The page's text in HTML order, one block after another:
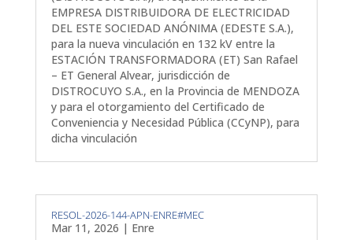
EMPRESA DISTRIBUIDORA DE ELECTRICIDAD
DEL ESTE SOCIEDAD ANÓNIMA (EDESTE S.A.),
para la nueva vinculación en 132 kV entre la
ESTACIÓN TRANSFORMADORA (ET) San Rafael
– ET General Alvear, jurisdicción de
DISTROCUYO S.A., en la Provincia de MENDOZA
y para el otorgamiento del Certificado de
Conveniencia y Necesidad Pública (CCyNP), para
dicha vinculación
RESOL-2026-144-APN-ENRE#MEC
Mar 11, 2026 | Enre